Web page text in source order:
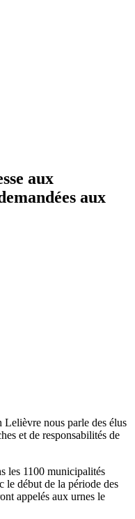
aux
aux
nous parle des élus
et de responsabilités de
les 1100 municipalités
le début de la période des
appelés aux urnes le